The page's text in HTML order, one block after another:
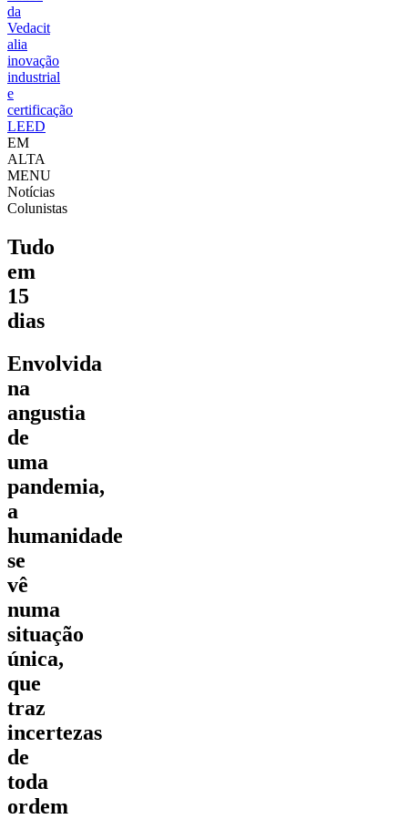
da
Vedacit
alia
inovação
industrial
e
certificação
LEED
EM
ALTA
MENU
Notícias
Colunistas
Tudo
em
15
dias
Envolvida
na
angustia
de
uma
pandemia,
a
humanidade
se
vê
numa
situação
única,
que
traz
incertezas
de
toda
ordem